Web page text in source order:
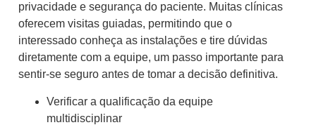
privacidade e segurança do paciente. Muitas clínicas
oferecem visitas guiadas, permitindo que o
interessado conheça as instalações e tire dúvidas
diretamente com a equipe, um passo importante para
sentir-se seguro antes de tomar a decisão definitiva.
Verificar a qualificação da equipe
multidisciplinar